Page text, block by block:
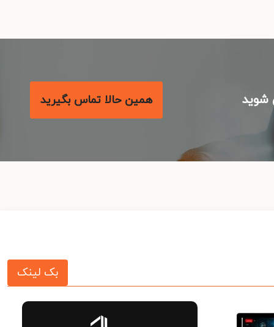
همین حالا تماس بگیرید
بک لینک